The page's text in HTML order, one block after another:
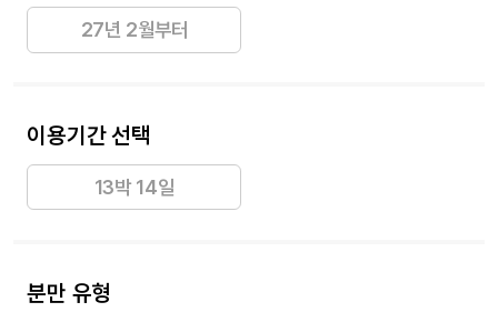
27년 2월부터
이용기간 선택
13박 14일
분만 유형